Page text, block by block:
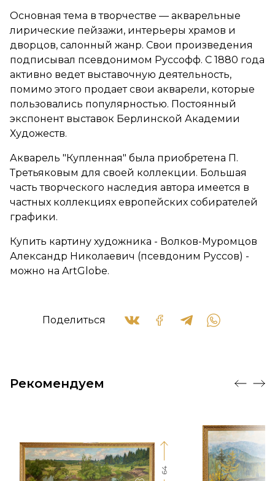
Основная тема в творчестве — акварельные
лирические пейзажи, интерьеры храмов и
дворцов, салонный жанр. Свои произведения
подписывал псевдонимом Руссофф. С 1880 года
активно ведет выставочную деятельность,
помимо этого продает свои акварели, которые
пользовались популярностью. Постоянный
экспонент выставок Берлинской Академии
Художеств.
Акварель "Купленная" была приобретена П.
Третьяковым для своей коллекции. Большая
часть творческого наследия автора имеется в
частных коллекциях европейских собирателей
графики.
Купить картину художника - Волков-Муромцов
Александр Николаевич (псевдоним Руссов) -
можно на ArtGlobe.
Поделиться
Рекомендуем
64